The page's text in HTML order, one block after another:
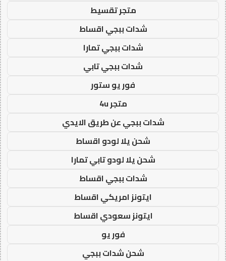
متجر تقسيط
شدات ببجي اقساط
شدات ببجي تمارا
شدات ببجي تابي
فور يو ستور
متجر 4u
شدات ببجي عن طريق الايدي
شحن يلا لودو اقساط
شحن يلا لودو تابي تمارا
شدات ببجي اقساط
ايتونز امريكي اقساط
ايتونز سعودي اقساط
فور يو
شحن شدات ببجي